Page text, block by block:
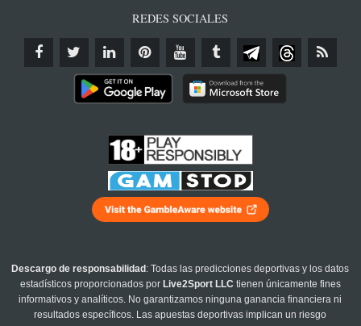
REDES SOCIALES
Descargo de responsabilidad : Todas las predicciones deportivas y los datos
estadísticos proporcionados por Live2Sport LLC tienen únicamente fines
informativos y analíticos. No garantizamos ninguna ganancia financiera ni
resultados específicos. Las apuestas deportivas implican un riesgo